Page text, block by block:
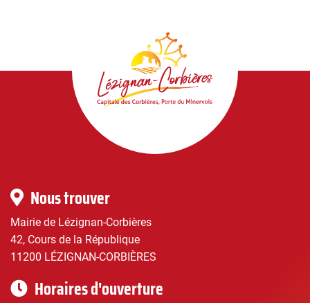
Lézignan-
Infos
pratiques
Nous trouver
Mairie de Lézignan-Corbières
42, Cours de la République
11200 LÉZIGNAN-CORBIÈRES
Horaires d'ouverture